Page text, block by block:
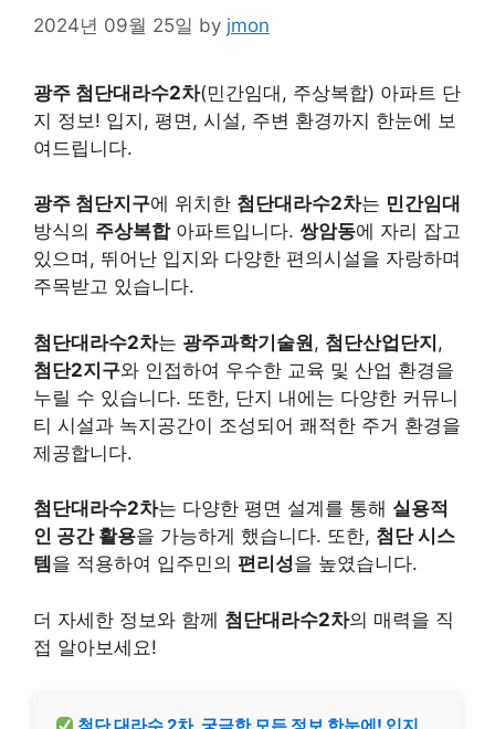
2024년 09월 25일 by jmon
광주 첨단대라수2차(민간임대, 주상복합) 아파트 단
지 정보! 입지, 평면, 시설, 주변 환경까지 한눈에 보
여드립니다.
광주 첨단지구에 위치한 첨단대라수2차는 민간임대
방식의 주상복합아파트입니다. 쌍암동에 자리 잡고
있으며, 뛰어난 입지와 다양한 편의시설을 자랑하며
주목받고 있습니다.
첨단대라수2차는 광주과학기술원, 첨단산업단지,
첨단2지구와 인접하여 우수한 교육 및 산업 환경을
누릴 수 있습니다. 또한, 단지 내에는 다양한 커뮤니
티 시설과 녹지공간이 조성되어 쾌적한 주거 환경을
제공합니다.
첨단대라수2차는 다양한 평면 설계를 통해 실용적
인 공간 활용을 가능하게 했습니다. 또한, 첨단 시스
템 을 적용하여 입주민의 편리성을 높였습니다.
더 자세한 정보와 함께 첨단대라수2차의 매력을 직
접 알아보세요!